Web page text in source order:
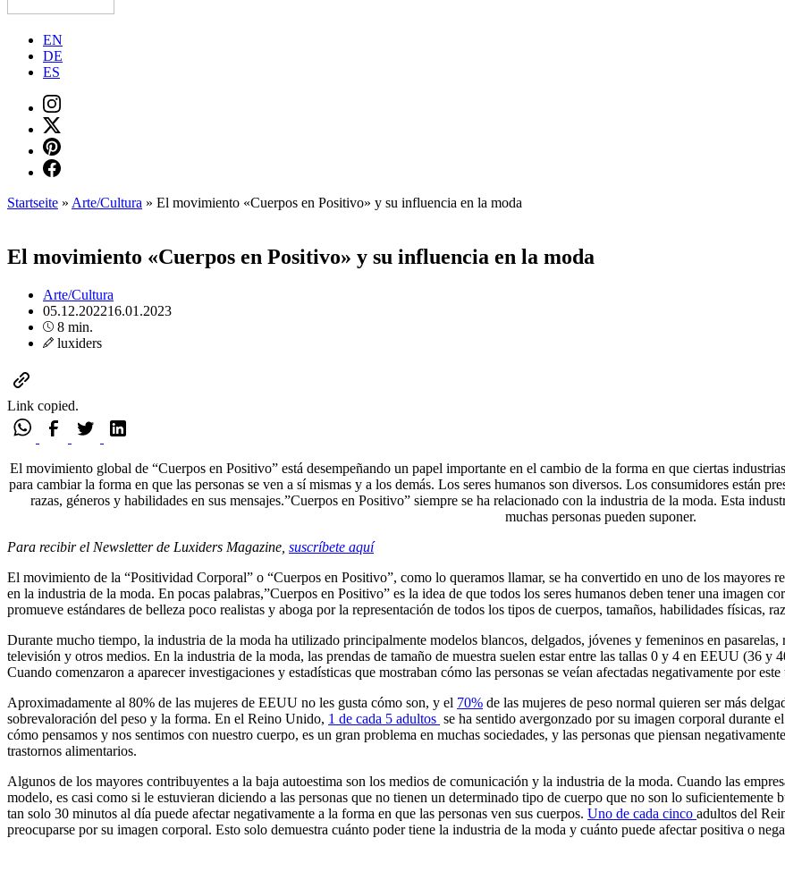
EN
DE
ES
Startseite » Arte/Cultura » El movimiento «Cuerpos en Positivo» y su influencia en la moda
El movimiento «Cuerpos en Positivo» y su influencia en la moda
Arte/Cultura
05.12.202216.01.2023
8 min.
luxiders
Link copied.
El movimiento global de “Cuerpos en Positivo” está desempeñando un papel importante en el cambio de la forma en que ciertas
para cambiar la forma en que las personas se ven a sí mismas y a los demás. Los seres humanos son diversos. Los consumidores están
razas, géneros y habilidades en sus mensajes.”Cuerpos en Positivo” siempre se ha relacionado con la industria de la moda. Esta
muchas personas pueden suponer.
Para recibir el Newsletter de Luxiders Magazine, suscríbete aquí
El movimiento de la “Positividad Corporal” o “Cuerpos en Positivo”, como lo queramos llamar, se ha convertido en uno de los mayores
en la industria de la moda. En pocas palabras,”Cuerpos en Positivo” es la idea de que todos los seres humanos deben tener una imagen
promueve estándares de belleza poco realistas y aboga por la representación de todos los tipos de cuerpos, tamaños, habilidades físicas,
Durante mucho tiempo, la industria de la moda ha utilizado principalmente modelos blancos, delgados, jóvenes y femeninos en
televisión y otros medios. En la industria de la moda, las prendas de tamaño de muestra suelen estar entre las tallas 0 y 4 en EEUU (36 y
Cuando comenzaron a aparecer investigaciones y estadísticas que mostraban cómo las personas se veían afectadas negativamente por
Aproximadamente al 80% de las mujeres de EEUU no les gusta cómo son, y el 70% de las mujeres de peso normal quieren ser más
sobrevaloración del peso y la forma. En el Reino Unido, 1 de cada 5 adultos se ha sentido avergonzado por su imagen corporal
cómo pensamos y nos sentimos con nuestro cuerpo, es un gran problema en muchas sociedades, y las personas que piensan
trastornos alimentarios.
Algunos de los mayores contribuyentes a la baja autoestima son los medios de comunicación y la industria de la moda. Cuando las
modelo, es casi como si le estuvieran diciendo a las personas que no tienen un determinado tipo de cuerpo que no son lo suficientemente
tan solo 30 minutos al día puede afectar negativamente a la forma en que las personas ven sus cuerpos. Uno de cada cinco adultos del
preocuparse por su imagen corporal. Esto solo demuestra cuánto poder tiene la industria de la moda y cuánto puede afectar positiva o